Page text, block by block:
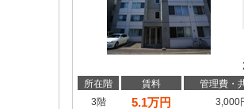
所在階 賃料 管理費・
3階
5.1万円 3,000